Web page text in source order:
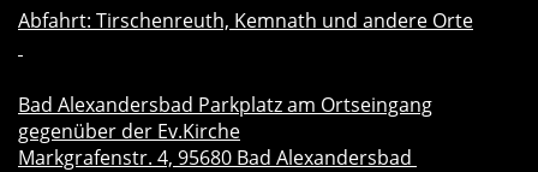
Abfahrt: Tirschenreuth, Kemnath und andere Orte
Bad Alexandersbad Parkplatz am Ortseingang
gegenüber der Ev.Kirche
Markgrafenstr. 4, 95680 Bad Alexandersbad